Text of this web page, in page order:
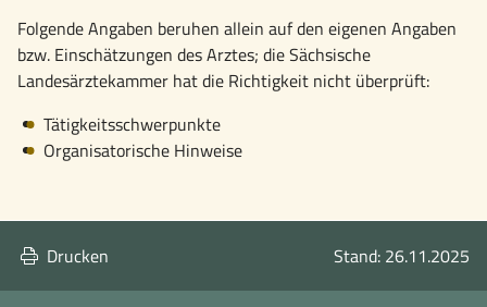
Folgende Angaben beruhen allein auf den eigenen Angaben
bzw. Einschätzungen des Arztes; die Sächsische
Landesärztekammer hat die Richtigkeit nicht überprüft:
Tätigkeitsschwerpunkte
Organisatorische Hinweise
Drucken Stand: 26.11.2025